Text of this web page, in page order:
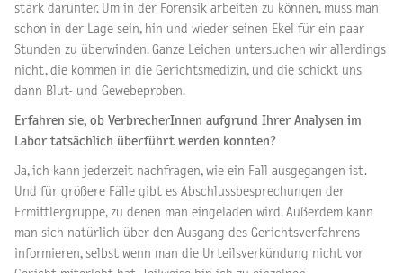
stark darunter. Um in der Forensik arbeiten zu können, muss man
schon in der Lage sein, hin und wieder seinen Ekel für ein paar
Stunden zu überwinden. Ganze Leichen untersuchen wir allerdings
nicht, die kommen in die Gerichtsmedizin, und die schickt uns
dann Blut- und Gewebeproben.
Erfahren sie, ob VerbrecherInnen aufgrund Ihrer Analysen im
Labor tatsächlich überführt werden konnten?
Ja, ich kann jederzeit nachfragen, wie ein Fall ausgegangen ist.
Und für größere Fälle gibt es Abschlussbesprechungen der
Ermittlergruppe, zu denen man eingeladen wird. Außerdem kann
man sich natürlich über den Ausgang des Gerichtsverfahrens
informieren, selbst wenn man die Urteilsverkündung nicht vor